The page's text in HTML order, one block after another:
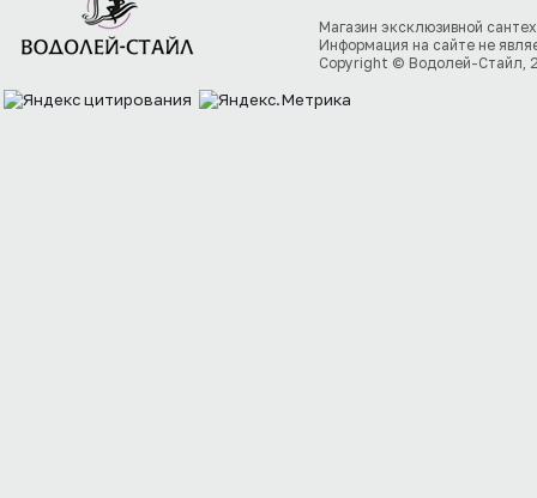
Магазин эксклюзивной
Информация на сайте не
Copyright © Водолей-Стайл,